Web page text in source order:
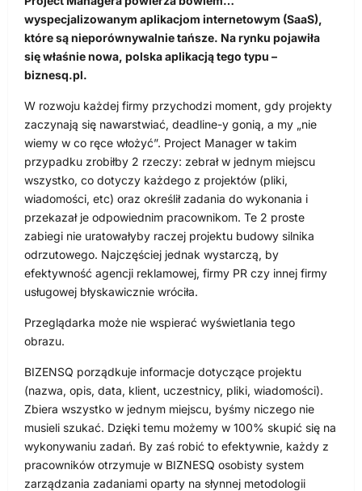
wyspecjalizowanym aplikacjom internetowym (SaaS),
które są nieporównywalnie tańsze. Na rynku pojawiła
się właśnie nowa, polska aplikacją tego typu –
biznesq.pl.
W rozwoju każdej firmy przychodzi moment, gdy projekty
zaczynają się nawarstwiać, deadline-y gonią, a my „nie
wiemy w co ręce włożyć”. Project Manager w takim
przypadku zrobiłby 2 rzeczy: zebrał w jednym miejscu
wszystko, co dotyczy każdego z projektów (pliki,
wiadomości, etc) oraz określił zadania do wykonania i
przekazał je odpowiednim pracownikom. Te 2 proste
zabiegi nie uratowałyby raczej projektu budowy silnika
odrzutowego. Najczęściej jednak wystarczą, by
efektywność agencji reklamowej, firmy PR czy innej firmy
usługowej błyskawicznie wróciła.
Przeglądarka może nie wspierać wyświetlania tego
obrazu.
BIZENSQ porządkuje informacje dotyczące projektu
(nazwa, opis, data, klient, uczestnicy, pliki, wiadomości).
Zbiera wszystko w jednym miejscu, byśmy niczego nie
musieli szukać. Dzięki temu możemy w 100% skupić się na
wykonywaniu zadań. By zaś robić to efektywnie, każdy z
pracowników otrzymuje w BIZNESQ osobisty system
zarządzania zadaniami oparty na słynnej metodologii